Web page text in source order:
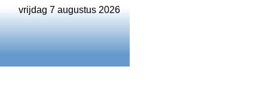
vrijdag 7 augustus 2026